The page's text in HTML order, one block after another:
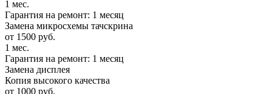
1 мес.
Гарантия на ремонт: 1 месяц
Замена микросхемы тачскрина
от 1500 руб.
1 мес.
Гарантия на ремонт: 1 месяц
Замена дисплея
Копия высокого качества
от 1000 руб.